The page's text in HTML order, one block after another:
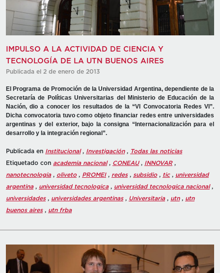
IMPULSO A LA ACTIVIDAD DE CIENCIA Y
TECNOLOGÍA DE LA UTN BUENOS AIRES
Publicada el 2 de enero de 2013
El Programa de Promoción de la Universidad Argentina, dependiente de la
Secretaría de Políticas Universitarias del Ministerio de Educación de la
Nación, dio a conocer los resultados de la “VI Convocatoria Redes VI”.
Dicha convocatoria tuvo como objeto financiar redes entre universidades
argentinas y del exterior, bajo la consigna “Internacionalización para el
desarrollo y la integración regional”.
Publicada en Institucional, Investigación, Todas las noticias
Etiquetado con academia nacional, CONEAU, INNOVAR,
nanotecnologia, oliveto, PROMEI, redes, subsidio, tic, universidad
argentina, universidad tecnologica, universidad tecnologica nacional,
universidades, universidades argentinas, Universitaria, utn, utn
buenos aires, utn frba